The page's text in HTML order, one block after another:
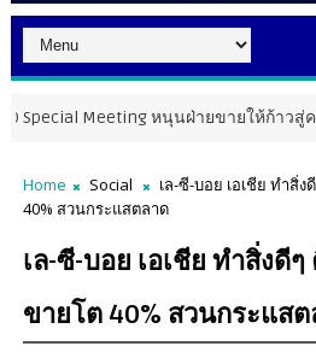
หนุนฝ่ายขายให้ก้าวสู่ความสำเร็จ
Home Social
เล-ซี-บอย เอเชีย ทำสิ่
40% สวนกระแสตลาด
เล-ซี-บอย เอเชีย ทำสิ่งดี
ขายโต 40% สวนกระแส